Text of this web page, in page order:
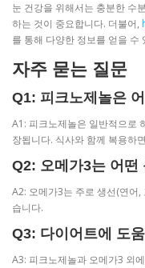
눈 건강을 위해서는 충분한 수
하는 것이 중요합니다. 더불어,
를 통해 다양한 정보를 얻을 수
자주 묻는 질문
Q1: 피크노제놀은
A1: 피크노제놀은 일반적으로
장됩니다. 식사와 함께 복용하
Q2: 오메가3는 어떤
A2: 오메가3는 주로 생선(연어,
습니다.
Q3: 다이어트에 도
A3: 피크노제놀과 오메가3 외